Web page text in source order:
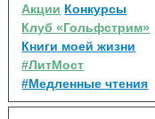
Акции Конкурсы
Клуб «Гольфстрим»
Книги моей жизни
#ЛитМост
#Медленные чтения